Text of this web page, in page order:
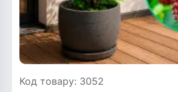
Код товару: 3052